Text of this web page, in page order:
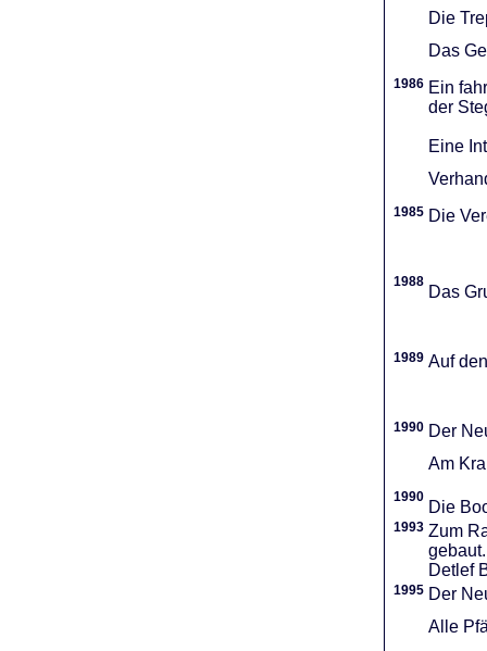
Die
Das
1986 Ein
der
Eine
1985 Die
1988
Das
1989 Auf
1990 Der
Am
1990
Die
1993 Zum
gebaut.
Detlef
1995 Der
Alle